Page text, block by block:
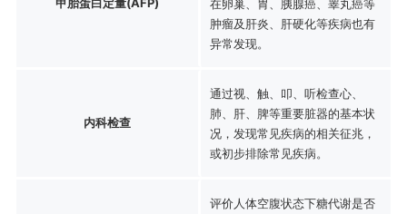
在卵巢、胃、胰腺癌、睾丸癌等
肿瘤及肝炎、肝硬化等疾病也有
异常发现。
内科检查
通过视、触、叩、听检查心、
肺、肝、脾等重要脏器的基本状
况，发现常见疾病的相关征兆，
或初步排除常见疾病。
评价人体空腹状态下糖代谢是否